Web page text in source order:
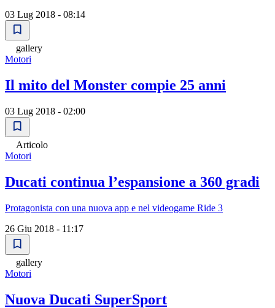
03 Lug 2018 - 08:14
gallery
Motori
Il mito del Monster compie 25 anni
03 Lug 2018 - 02:00
Articolo
Motori
Ducati continua lʼespansione a 360 gradi
Protagonista con una nuova app e nel videogame Ride 3
26 Giu 2018 - 11:17
gallery
Motori
Nuova Ducati SuperSport